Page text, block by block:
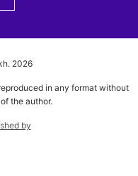
2026
in any format without
the author.
by